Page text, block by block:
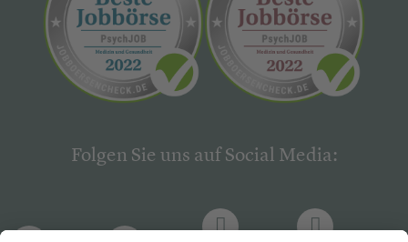
Folgen Sie uns auf Social Media: